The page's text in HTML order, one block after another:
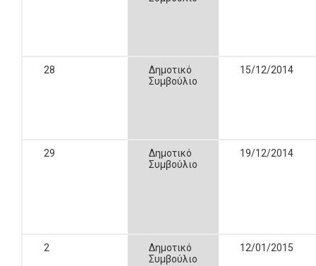
28
Δημοτικό
Συμβούλιο
15/12/2014
29
Δημοτικό
Συμβούλιο
19/12/2014
2
Δημοτικό
Συμβούλιο
12/01/2015